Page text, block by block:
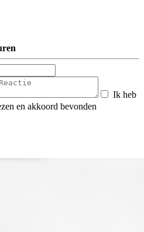
Ik heb
en akkoord bevonden